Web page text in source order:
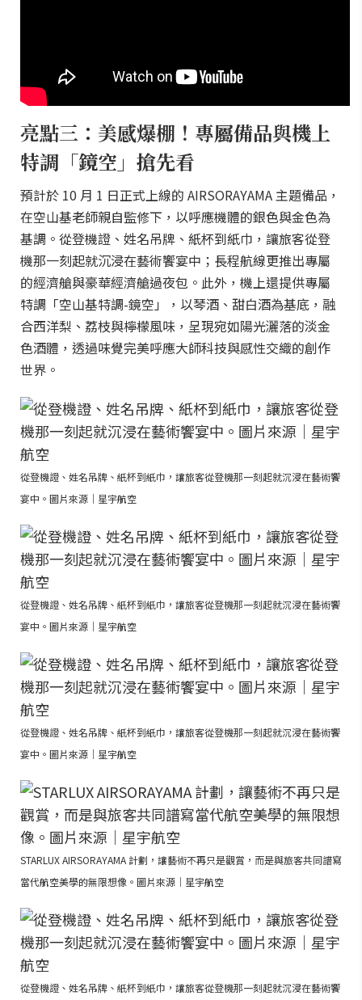
亮點三：美感爆棚！專屬備品與機上
特調「鏡空」搶先看
預計於 10 月 1 日正式上線的 AIRSORAYAMA 主題備品，
在空山基老師親自監修下，以呼應機體的銀色與金色為
基調。從登機證、姓名吊牌、紙杯到紙巾，讓旅客從登
機那一刻起就沉浸在藝術饗宴中；長程航線更推出專屬
的經濟艙與豪華經濟艙過夜包。此外，機上還提供專屬
特調「空山基特調-鏡空」，以琴酒、甜白酒為基底，融
合西洋梨、荔枝與檸檬風味，呈現宛如陽光灑落的淡金
色酒體，透過味覺完美呼應大師科技與感性交織的創作
世界。
從登機證、姓名吊牌、紙杯到紙巾，讓旅客從登機那一刻起就沉浸在藝術饗
宴中。圖片來源｜星宇航空
從登機證、姓名吊牌、紙杯到紙巾，讓旅客從登機那一刻起就沉浸在藝術饗
宴中。圖片來源｜星宇航空
從登機證、姓名吊牌、紙杯到紙巾，讓旅客從登機那一刻起就沉浸在藝術饗
宴中。圖片來源｜星宇航空
STARLUX AIRSORAYAMA 計劃，讓藝術不再只是觀賞，而是與旅客共同譜寫
當代航空美學的無限想像。圖片來源｜星宇航空
從登機證、姓名吊牌、紙杯到紙巾，讓旅客從登機那一刻起就沉浸在藝術饗